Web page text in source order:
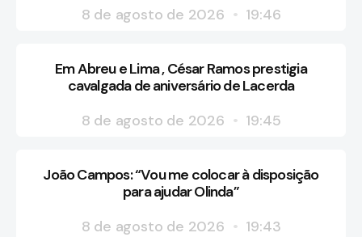
8 de agosto de 2026
19:46
Em Abreu e Lima , César Ramos prestigia
cavalgada de aniversário de Lacerda
8 de agosto de 2026
19:45
João Campos: “Vou me colocar à disposição
para ajudar Olinda”
8 de agosto de 2026
19:43